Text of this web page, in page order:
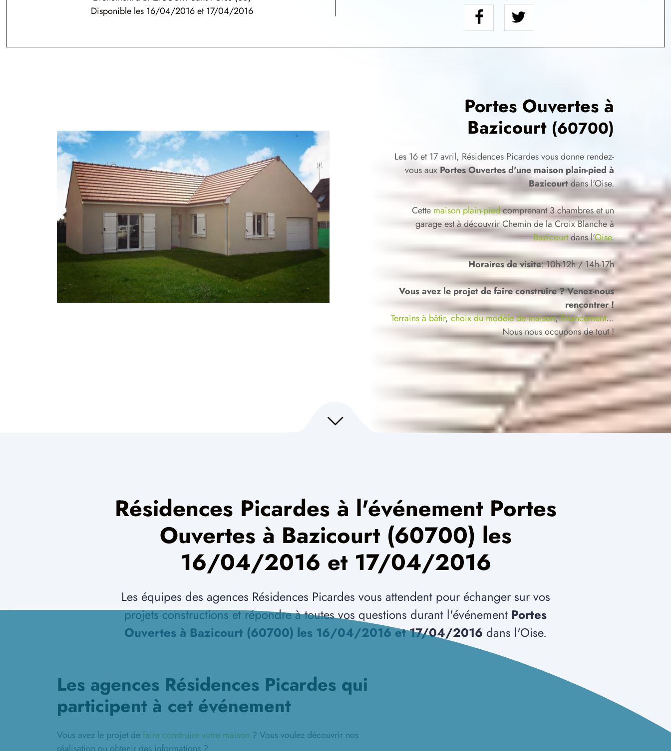
Disponible les 16/04/2016 et 17/04/2016
Portes Ouvertes à
Bazicourt (60700)
Les 16 et 17 avril, Résidences Picardes vous donne rendez-
vous auxPortes Ouvertes d'une maison plain-pied à
Bazicourtdans l'Oise.
Cettemaison plain-piedcomprenant 3 chambres et un
garage est à découvrir Chemin de la Croix Blanche à
Bazicourtdans l'Oise.
Horaires de visite: 10h-12h / 14h-17h
Vous avez le projet de faire construire ? Venez-nous
rencontrer !
Terrains à bâtir,choix du modèle de maison,financement…
Nous nous occupons de tout !
Résidences Picardes à l'événement Portes
Ouvertes à Bazicourt (60700) les
16/04/2016 et 17/04/2016
Les équipes des agences Résidences Picardes vous attendent pour échanger sur vos
projets constructions et répondre à toutes vos questions durant l'événement Portes
Ouvertes à Bazicourt (60700) les 16/04/2016 et 17/04/2016 dans l'Oise.
Les agences Résidences Picardes qui
participent à cet événement
Vous avez le projet de faire construire votre maison ? Vous voulez découvrir nos